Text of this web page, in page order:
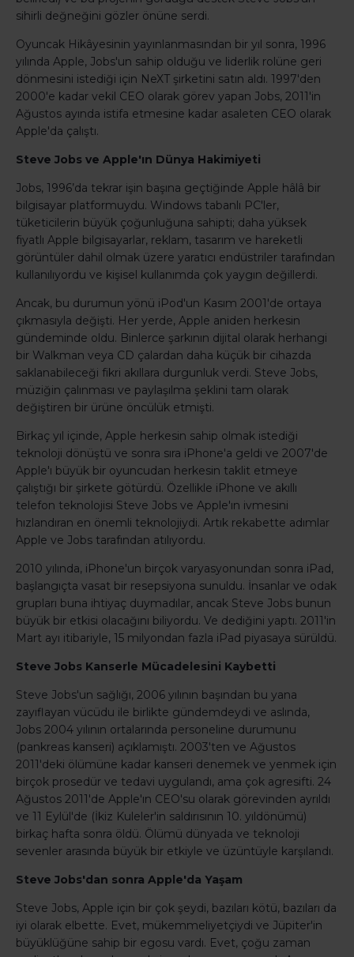
sihirli değneğini gözler önüne serdi.
Oyuncak Hikâyesinin yayınlanmasından bir yıl sonra, 1996
yılında Apple, Jobs'un sahip olduğu ve liderlik rolüne geri
dönmesini istediği için NeXT şirketini satın aldı. 1997'den
2000'e kadar vekil CEO olarak görev yapan Jobs, 2011'in
Ağustos ayında istifa etmesine kadar asaleten CEO olarak
Apple'da çalıştı.
Steve Jobs ve Apple'ın Dünya Hakimiyeti
Jobs, 1996’da tekrar işin başına geçtiğinde Apple hâlâ bir
bilgisayar platformuydu. Windows tabanlı PC'ler,
tüketicilerin büyük çoğunluğuna sahipti; daha yüksek
fiyatlı Apple bilgisayarlar, reklam, tasarım ve hareketli
görüntüler dahil olmak üzere yaratıcı endüstriler tarafından
kullanılıyordu ve kişisel kullanımda çok yaygın değillerdi.
Ancak, bu durumun yönü iPod'un Kasım 2001'de ortaya
çıkmasıyla değişti. Her yerde, Apple aniden herkesin
gündeminde oldu. Binlerce şarkının dijital olarak herhangi
bir Walkman veya CD çalardan daha küçük bir cihazda
saklanabileceği fikri akıllara durgunluk verdi. Steve Jobs,
müziğin çalınması ve paylaşılma şeklini tam olarak
değiştiren bir ürüne öncülük etmişti.
Birkaç yıl içinde, Apple herkesin sahip olmak istediği
teknoloji dönüştü ve sonra sıra iPhone'a geldi ve 2007'de
Apple'ı büyük bir oyuncudan herkesin taklit etmeye
çalıştığı bir şirkete götürdü. Özellikle iPhone ve akıllı
telefon teknolojisi Steve Jobs ve Apple'ın ivmesini
hızlandıran en önemli teknolojiydi. Artık rekabette adımlar
Apple ve Jobs tarafından atılıyordu.
2010 yılında, iPhone'un birçok varyasyonundan sonra iPad,
başlangıçta vasat bir resepsiyona sunuldu. İnsanlar ve odak
grupları buna ihtiyaç duymadılar, ancak Steve Jobs bunun
büyük bir etkisi olacağını biliyordu. Ve dediğini yaptı. 2011'in
Mart ayı itibariyle, 15 milyondan fazla iPad piyasaya sürüldü.
Steve Jobs Kanserle Mücadelesini Kaybetti
Steve Jobs'un sağlığı, 2006 yılının başından bu yana
zayıflayan vücüdu ile birlikte gündemdeydi ve aslında,
Jobs 2004 yılının ortalarında personeline durumunu
(pankreas kanseri) açıklamıştı. 2003'ten ve Ağustos
2011'deki ölümüne kadar kanseri denemek ve yenmek için
birçok prosedür ve tedavi uygulandı, ama çok agresifti. 24
Ağustos 2011'de Apple'ın CEO'su olarak görevinden ayrıldı
ve 11 Eylül'de (İkiz Kuleler'in saldırısının 10. yıldönümü)
birkaç hafta sonra öldü. Ölümü dünyada ve teknoloji
sevenler arasında büyük bir etkiyle ve üzüntüyle karşılandı.
Steve Jobs'dan sonra Apple'da Yaşam
Steve Jobs, Apple için bir çok şeydi, bazıları kötü, bazıları da
iyi olarak elbette. Evet, mükemmeliyetçiydi ve Jüpiter'in
büyüklüğüne sahip bir egosu vardı. Evet, çoğu zaman